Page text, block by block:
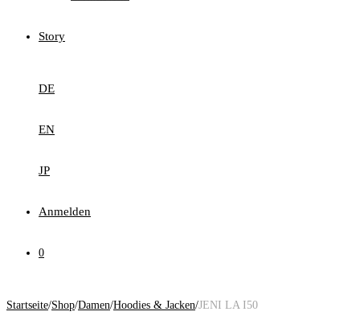
Story
DE
EN
JP
Anmelden
0
Startseite/Shop/Damen/Hoodies & Jacken/JENI LA I50